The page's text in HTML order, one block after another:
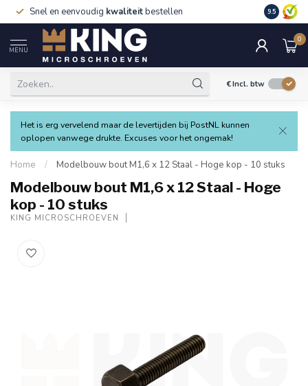
Snel en eenvoudig kwaliteitbestellen 9.5
MENU
0
€Incl. btw
Het is erg vervelend maar de levertijden bij PostNL kunnen
oplopen vanwege drukte. Excuses voor het ongemak!
Home / Modelbouw bout M1,6 x 12 Staal - Hoge kop - 10 stuks
Modelbouw bout M1,6 x 12 Staal - Hoge
kop - 10 stuks
KING MICROSCHROEVEN